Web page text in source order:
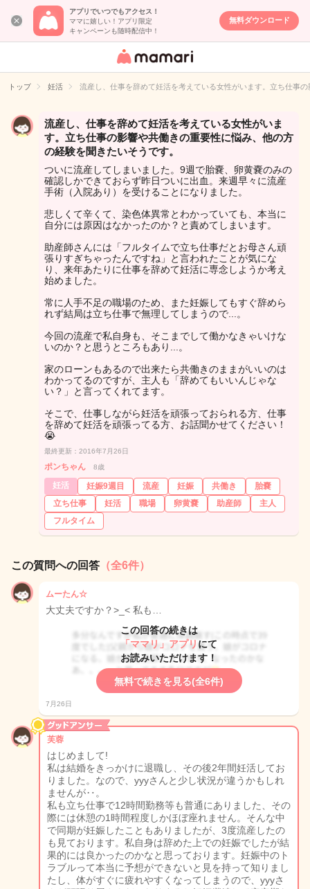
アプリでいつでもアクセス！
ママに嬉しい！アプリ限定
キャンペーンも随時配信中！
無料ダウンロード
女性専用匿名QA
イト
トップ 妊活 流産し、仕事を辞めて妊活を考えている女性がいます。立ち仕事
流産し、仕事を辞めて妊活を考えている女性がいま
す。立ち仕事の影響や共働きの重要性に悩み、他の方
の経験を聞きたいそうです。
ついに流産してしまいました。9週で胎嚢、卵黄嚢のみの
確認しかできておらず昨日ついに出血。来週早々に流産
手術（入院あり）を受けることになりました。
悲しくて辛くて、染色体異常とわかっていても、本当に
自分には原因はなかったのか？と責めてしまいます。
助産師さんには「フルタイムで立ち仕事だとお母さん頑
張りすぎちゃったんですね」と言われたことが気にな
り、来年あたりに仕事を辞めて妊活に専念しようか考え
始めました。
常に人手不足の職場のため、また妊娠してもすぐ辞めら
れず結局は立ち仕事で無理してしまうので...。
今回の流産で私自身も、そこまでして働かなきゃいけな
いのか？と思うところもあり...。
家のローンもあるので出来たら共働きのままがいいのは
わかってるのですが、主人も「辞めてもいいんじゃな
い？」と言ってくれてます。
そこで、仕事しながら妊活を頑張っておられる方、仕事
を辞めて妊活を頑張ってる方、お話聞かせてください！
😭
最終更新：2016年7月26日
ポンちゃん 8歳
妊活 妊娠9週目 流産 妊娠 共働き
胎嚢
立ち仕事
妊活 職場 卵黄嚢 助産師
主人
フルタイム
この質問への回答 （全6件）
ムーたん☆
大丈夫ですか？>_< 私も…
この回答の続きは
「ママリ」アプリ にて
お読みいただけます！
無料で続きを見る(全6件)
7月26日
芙蓉
はじめまして!
私は結婚をきっかけに退職し、その後2年間妊活してお
りました。なので、yyyさんと少し状況が違うかもしれ
ませんが‥。
私も立ち仕事で12時間勤務等も普通にありました、その
際には休憩の1時間程度しかほぼ座れません。そんな中
で同期が妊娠したこともありましたが、3度流産したの
も見ております。私自身は辞めた上での妊娠でしたが結
果的には良かったのかなと思っております。妊娠中のト
ラブルって本当に予想ができないと見を持って知りまし
たし、体がすぐに疲れやすくなってしまうので、yyyさ